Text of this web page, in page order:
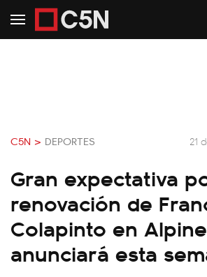
C5N > DEPORTES 21
Gran expectativa
renovación de
Colapinto en
anunciará esta